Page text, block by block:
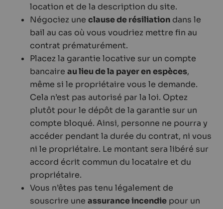
location et de la description du site.
Négociez une clause de résiliation dans le
bail au cas où vous voudriez mettre fin au
contrat prématurément.
Placez la garantie locative sur un compte
bancaire au lieu de la payer enespèces,
même si le propriétaire vous le demande.
Cela n’est pas autorisé par la loi. Optez
plutôt pour le dépôt de la garantie sur un
compte bloqué. Ainsi, personne ne pourra y
accéder pendant la durée du contrat, ni vous
ni le propriétaire. Le montant sera libéré sur
accord écrit commun du locataire et du
propriétaire.
Vous n’êtes pas tenu légalement de
souscrire une assurance incendie pour un